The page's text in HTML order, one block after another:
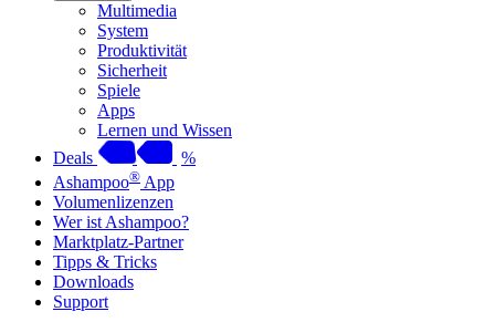
Multimedia
System
Produktivität
Sicherheit
Spiele
Apps
Lernen und Wissen
Deals
%
Ashampoo® App
Volumenlizenzen
Wer ist Ashampoo?
Marktplatz-Partner
Tipps & Tricks
Downloads
Support